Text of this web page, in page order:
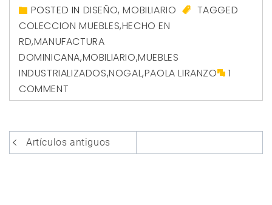
POSTED IN DISEÑO,MOBILIARIO
TAGGED
COLECCION MUEBLES,HECHO EN
RD,MANUFACTURA
DOMINICANA,MOBILIARIO,MUEBLES
INDUSTRIALIZADOS,NOGAL,PAOLA LIRANZO
1
COMMENT
Navegación
de
Artículos antiguos